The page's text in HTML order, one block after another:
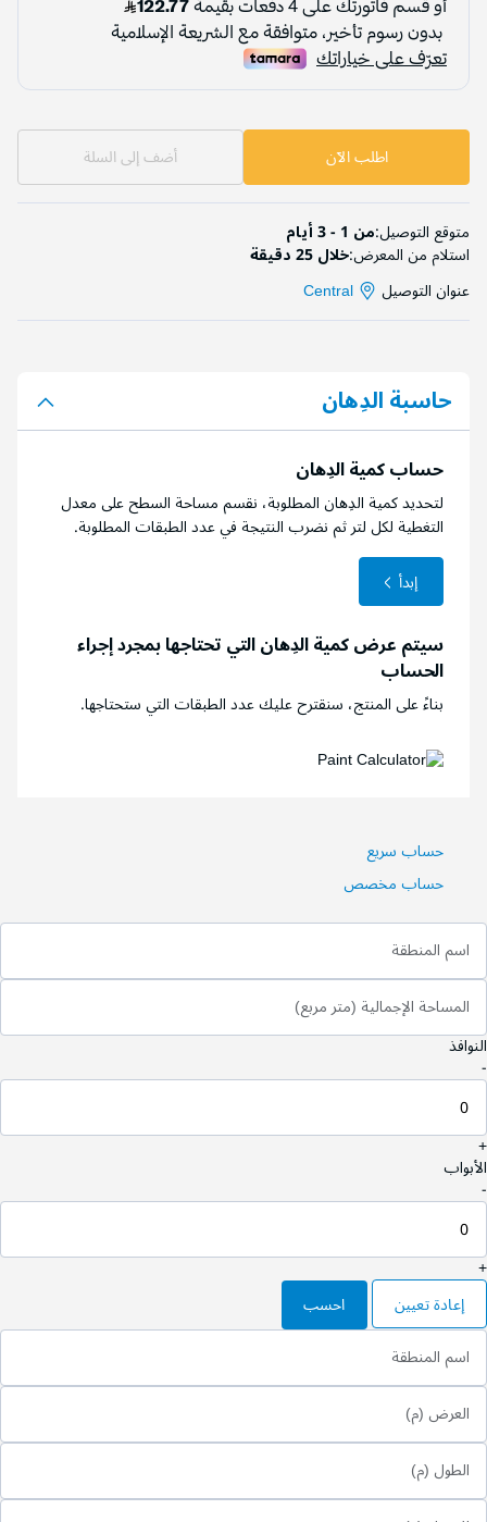
اطلب الآن أضف إلى السلة
متوقع التوصيل:من 1 - 3 أيام
استلام من المعرض:خلال 25 دقيقة
عنوان التوصيل
Central
حاسبة الدِهان
حساب كمية الدِهان
لتحديد كمية الدِهان المطلوبة، نقسم مساحة السطح على معدل
التغطية لكل لتر ثم نضرب النتيجة في عدد الطبقات المطلوبة.
إبدأ
سيتم عرض كمية الدِهان التي تحتاجها بمجرد إجراء
الحساب
بناءً على المنتج، سنقترح عليك عدد الطبقات التي ستحتاجها.
حساب سريع
حساب مخصص
اسم المنطقة
المساحة الإجمالية (متر مربع)
النوافذ
-
+
الأبواب
-
+
إعادة تعيين
احسب
اسم المنطقة
العرض (م)
الطول (م)